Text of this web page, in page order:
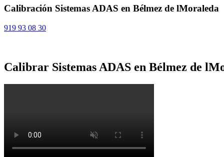
Calibración Sistemas ADAS en Bélmez de lMoraleda
919 93 08 30
Calibrar Sistemas ADAS en Bélmez de